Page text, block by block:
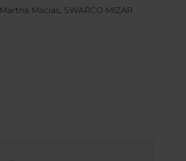
Martha Macias, SWARCO MIZAR